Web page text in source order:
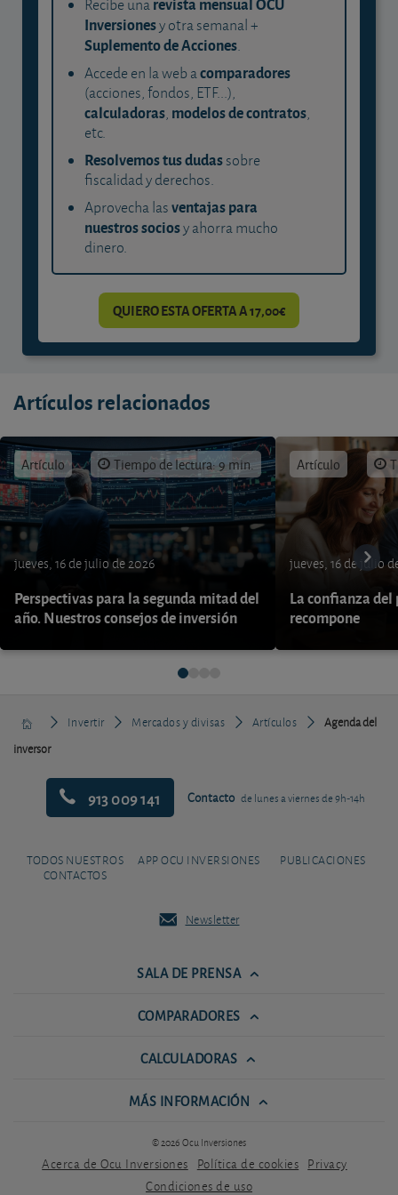
Recibe una
Inversionesy otra semanal +
Suplemento de Acciones.
Accede en la web acomparadores
(acciones, fondos, ETF...),
calculadoras, modelos de contratos,
etc.
Resolvemos tus dudassobre
fiscalidad y derechos.
Aprovecha lasventajas para
nuestros sociosy ahorra mucho
dinero.
QUIERO ESTA OFERTA A 17,00€
Artículos relacionados
Artículo Tiempo de lectura: 9 min.
jueves, 16 de julio de 2026
Perspectivas para la segunda mitad del
año. Nuestros consejos de inversión
Artículo
jueves, 16 de julio
La confianza del
recompone
Invertir Mercados y divisas Artículos
Agenda del
inversor
913 009 141 Contacto de lunes a viernes de 9h-14h
TODOS NUESTROS
CONTACTOS
APP OCU INVERSIONES PUBLICACIONES
Newsletter
SALA DE PRENSA
COMPARADORES
CALCULADORAS
MÁS INFORMACIÓN
© 2026 Ocu Inversiones
Acerca de Ocu Inversiones Política de cookies Privacy
Condiciones de uso